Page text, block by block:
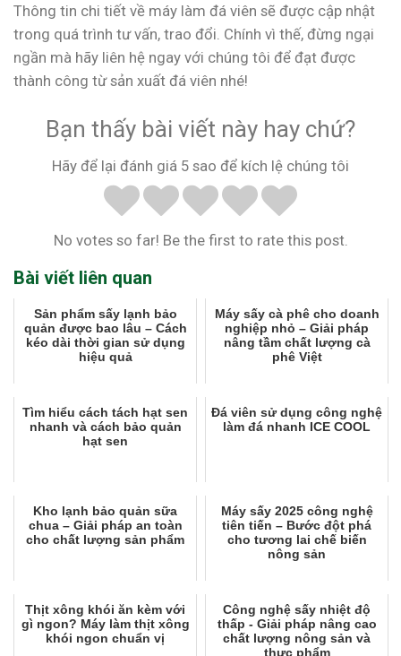
Thông tin chi tiết về máy làm đá viên sẽ được cập nhật
trong quá trình tư vấn, trao đổi. Chính vì thế, đừng ngại
ngần mà hãy liên hệ ngay với chúng tôi để đạt được
thành công từ sản xuất đá viên nhé!
Bạn thấy bài viết này hay chứ?
Hãy để lại đánh giá 5 sao để kích lệ chúng tôi
No votes so far! Be the first to rate this post.
Bài viết liên quan
Sản phẩm sấy lạnh bảo
quản được bao lâu – Cách
kéo dài thời gian sử dụng
hiệu quả
Máy sấy cà phê cho doanh
nghiệp nhỏ – Giải pháp
nâng tầm chất lượng cà
phê Việt
Tìm hiểu cách tách hạt sen
nhanh và cách bảo quản
hạt sen
Đá viên sử dụng công nghệ
làm đá nhanh ICE COOL
Kho lạnh bảo quản sữa
chua – Giải pháp an toàn
cho chất lượng sản phẩm
Máy sấy 2025 công nghệ
tiên tiến – Bước đột phá
cho tương lai chế biến
nông sản
Thịt xông khói ăn kèm với
gì ngon? Máy làm thịt xông
khói ngon chuẩn vị
Công nghệ sấy nhiệt độ
thấp - Giải pháp nâng cao
chất lượng nông sản và
thực phẩm